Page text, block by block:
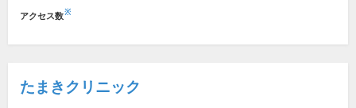
アクセス数※
たまきクリニック